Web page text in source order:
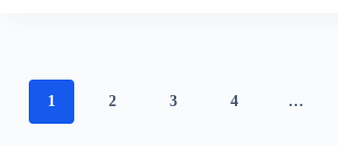
Ministerial
1 2 3 4 …